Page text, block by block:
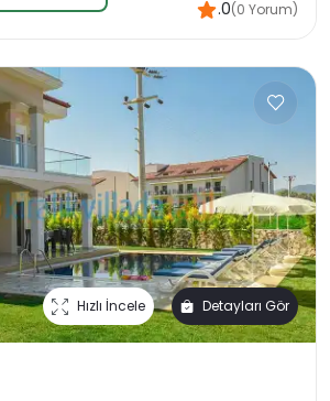
.0(0 Yorum)
Hızlı İncele Detayları Gör